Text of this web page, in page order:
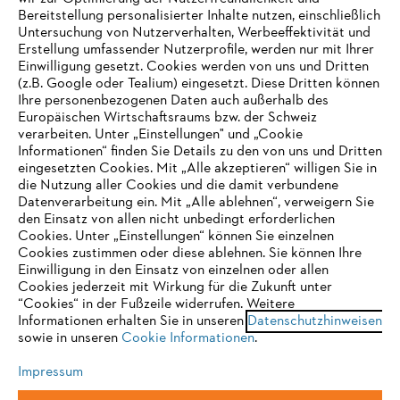
Häufig gestellte Fragen
Support
Datenschutz Impressum Cookies
Rechtliche Informationen
STIHL VERTRIEBS AG, 8617 Mönchaltorf
IHR BROWSER WIRD NICHT
UNTERSTÜTZT
Sie nutzen einen Browser, den wir noch nicht unterstützen. Für
eine optimale Nutzung unserer Seite empfehlen wir Ihnen, zu
einem der folgenden Browser zu wechseln:
Firefox Chrome
Bereitstellung personalisierter Inhalte nutzen, einschließlich
Untersuchung von Nutzerverhalten, Werbeeffektivität und
Erstellung umfassender Nutzerprofile, werden nur mit Ihrer
Einwilligung gesetzt. Cookies werden von uns und Dritten
(z.B. Google oder Tealium) eingesetzt. Diese Dritten können
Ihre personenbezogenen Daten auch außerhalb des
Europäischen Wirtschaftsraums bzw. der Schweiz
verarbeiten. Unter „Einstellungen" und „Cookie
Informationen“ finden Sie Details zu den von uns und Dritten
eingesetzten Cookies. Mit „Alle akzeptieren“ willigen Sie in
die Nutzung aller Cookies und die damit verbundene
Datenverarbeitung ein. Mit „Alle ablehnen“, verweigern Sie
den Einsatz von allen nicht unbedingt erforderlichen
Cookies. Unter „Einstellungen“ können Sie einzelnen
Cookies zustimmen oder diese ablehnen. Sie können Ihre
Einwilligung in den Einsatz von einzelnen oder allen
Cookies jederzeit mit Wirkung für die Zukunft unter
“Cookies“ in der Fußzeile widerrufen. Weitere
Informationen erhalten Sie in unseren Datenschutzhinweisen
sowie in unseren Cookie Informationen.
Impressum